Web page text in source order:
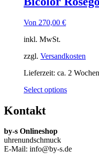
Von 270,00 €
inkl. MwSt.
zzgl. Versandkosten
Lieferzeit: ca. 2
Select options
Kontakt
by-s Onlineshop
uhrenundschmuck
E-Mail: info@by-s.de